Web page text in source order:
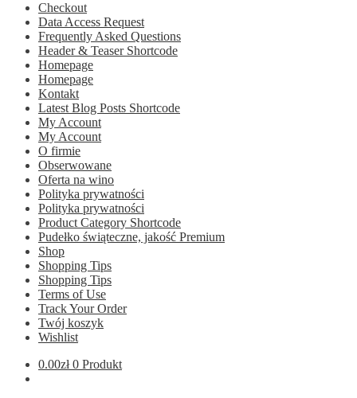
Checkout
Data Access Request
Frequently Asked Questions
Header & Teaser Shortcode
Homepage
Homepage
Kontakt
Latest Blog Posts Shortcode
My Account
My Account
O firmie
Obserwowane
Oferta na wino
Polityka prywatności
Polityka prywatności
Product Category Shortcode
Pudełko świąteczne, jakość Premium
Shop
Shopping Tips
Shopping Tips
Terms of Use
Track Your Order
Twój koszyk
Wishlist
0.00zł 0 Produkt